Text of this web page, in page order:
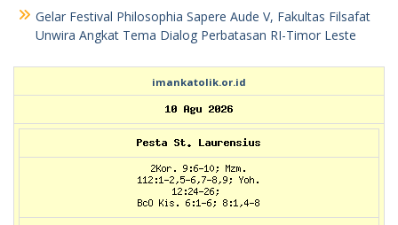
Gelar Festival Philosophia Sapere Aude V, Fakultas Filsafat
Unwira Angkat Tema Dialog Perbatasan RI-Timor Leste
imankatolik.or.id